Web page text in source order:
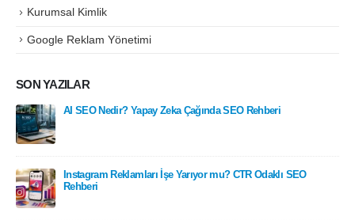
Kurumsal Kimlik
Google Reklam Yönetimi
SON YAZILAR
AI SEO Nedir? Yapay Zeka Çağında SEO Rehberi
Instagram Reklamları İşe Yarıyor mu? CTR Odaklı SEO
Rehberi